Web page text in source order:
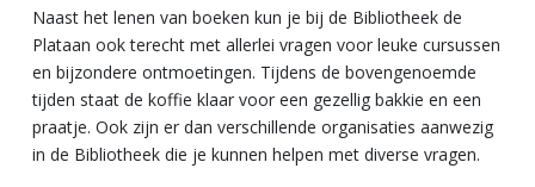
Naast het lenen van boeken kun je bij de Bibliotheek de
Plataan ook terecht met allerlei vragen voor leuke cursussen
en bijzondere ontmoetingen. Tijdens de bovengenoemde
tijden staat de koffie klaar voor een gezellig bakkie en een
praatje. Ook zijn er dan verschillende organisaties aanwezig
in de Bibliotheek die je kunnen helpen met diverse vragen.